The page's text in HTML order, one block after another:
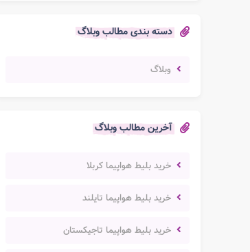
دسته بندی مطالب وبلاگ
وبلاگ
آخرین مطالب وبلاگ
خرید بلیط هواپیما کربلا
خرید بلیط هواپیما تایلند
خرید بلیط هواپیما تاجیکستان